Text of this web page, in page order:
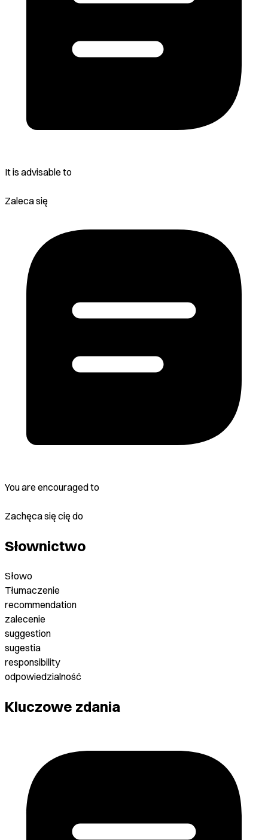
It is advisable to
Zaleca się
You are encouraged to
Zachęca się cię do
Słownictwo
Słowo
Tłumaczenie
recommendation
zalecenie
suggestion
sugestia
responsibility
odpowiedzialność
Kluczowe zdania